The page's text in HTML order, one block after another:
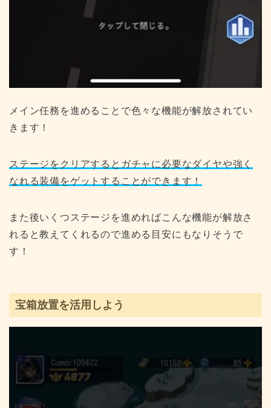
メイン任務を進めることで色々な機能が解放されてい
きます！
ステージをクリアするとガチャに必要なダイヤや強く
なれる装備をゲットすることができます！
また後いくつステージを進めればこんな機能が解放さ
れると教えてくれるので進める目安にもなりそうで
す！
宝箱放置を活用しよう